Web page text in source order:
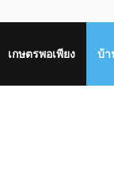
เกษตรพอเพียง บ้